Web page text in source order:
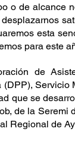
o de alcance
esta
para este
de
que se
de la Seremi
Regional de